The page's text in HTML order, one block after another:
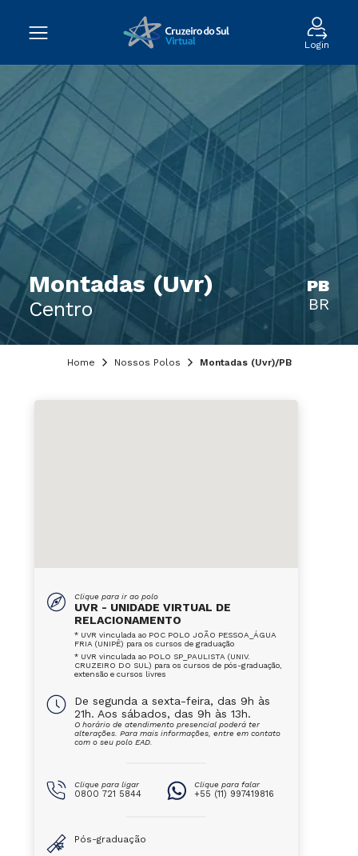
Login
Montadas (Uvr)
Centro
PB
BR
Home Nossos Polos Montadas (Uvr)/PB
Clique para ir ao polo
UVR - UNIDADE VIRTUAL DE
RELACIONAMENTO
* UVR vinculada ao POC POLO JOÃO PESSOA_ÁGUA
FRIA (UNIPÊ) para os cursos de graduação
* UVR vinculada ao POLO SP_PAULISTA (UNIV.
CRUZEIRO DO SUL) para os cursos de pós-graduação,
extensão e cursos livres
De segunda a sexta-feira, das 9h às
21h. Aos sábados, das 9h às 13h.
O horário de atendimento presencial poderá ter
alterações. Para mais informações, entre em contato
com o seu polo EAD.
Clique para ligar
0800 721 5844
Clique para falar
+55 (11) 997419816
Pós-graduação